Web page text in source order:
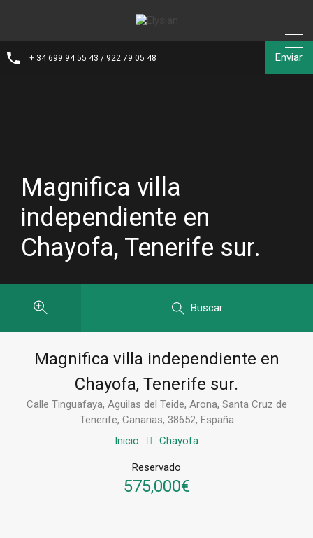
+ 34 699 94 55 43 / 922 79 05 48 Enviar
Magnifica villa
independiente en
Chayofa, Tenerife sur.
Buscar
Magnifica villa independiente en
Chayofa, Tenerife sur.
Calle Tinguafaya, Aguilas del Teide, Arona, Santa Cruz de
Tenerife, Canarias, 38652, España
Inicio
Chayofa
Reservado
575,000€